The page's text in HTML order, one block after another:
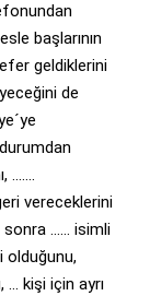
başlarının
geldiklerini
de
…….
vereceklerini
…… isimli
olduğunu,
… kişi için ayrı